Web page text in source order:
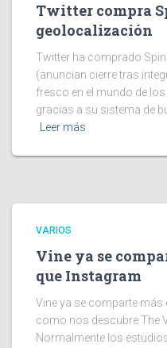
Twitter compra
geolocalización
Twitter ha comprado
(anuncian cierre tras
fresco en el mundo de
gracias a su sistema de
Leer más
VARIOS
Vine ya se
que Instagram
Vine ya se comparte más
como nos descubre The
Normalmente los